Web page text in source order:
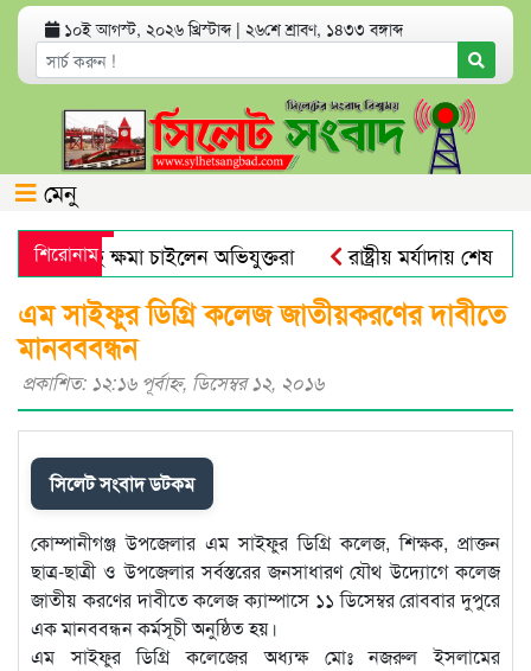
১০ই আগস্ট, ২০২৬ খ্রিস্টাব্দ | ২৬শে শ্রাবণ, ১৪৩৩ বঙ্গাব্দ
মেনু
শিরোনাম
কাছে ক্ষমা চাইলেন অভিযুক্তরা
রাষ্ট্রীয় মর্যাদায় শেষ
হলো নতুন নম্বর
সিলেট মহানগর বিএনপির সভাপতি
এম সাইফুর ডিগ্রি কলেজ জাতীয়করণের দাবীতে
মানবববন্ধন
প্রকাশিত: ১২:১৬ পূর্বাহ্ণ, ডিসেম্বর ১২, ২০১৬
সিলেট সংবাদ ডটকম
কোম্পানীগঞ্জ উপজেলার এম সাইফুর ডিগ্রি কলেজ, শিক্ষক, প্রাক্তন
ছাত্র-ছাত্রী ও উপজেলার সর্বস্তরের জনসাধারণ যৌথ উদ্যোগে কলেজ
জাতীয় করণের দাবীতে কলেজ ক্যাম্পাসে ১১ ডিসেম্বর রোববার দুপুরে
এক মানববন্ধন কর্মসূচী অনুষ্ঠিত হয়।
এম সাইফুর ডিগ্রি কলেজের অধ্যক্ষ মোঃ নজরুল ইসলামের